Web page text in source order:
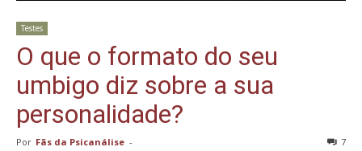
Testes
O que o formato do seu
umbigo diz sobre a sua
personalidade?
Por Fãs da Psicanálise - 7